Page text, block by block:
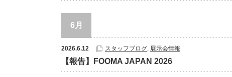
6月
2026.6.12 スタッフブログ, 展示会情報
【報告】FOOMA JAPAN 2026